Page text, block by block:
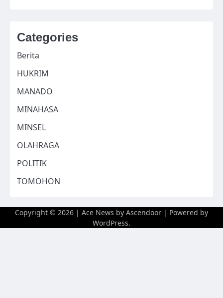
Categories
Berita
HUKRIM
MANADO
MINAHASA
MINSEL
OLAHRAGA
POLITIK
TOMOHON
Copyright © 2026 | Ace News by Ascendoor | Powered by
WordPress.